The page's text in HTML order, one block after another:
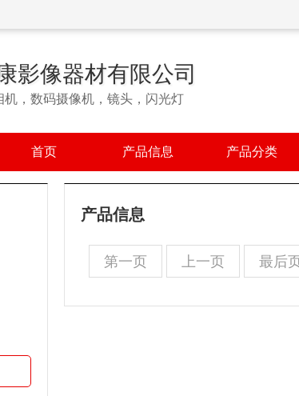
影像器材有限公司
机，数码摄像机，镜头，闪光灯
首页 产品信息 产品分类
产品信息
第一页 上一页 最后